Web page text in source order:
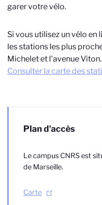
garer votre vélo.
Si vous utilisez un vélo
les stations les plus
Michelet et l'avenue Viton.
Consulter la carte des
Plan d'accès
Le campus CNRS est
de Marseille.
Carte